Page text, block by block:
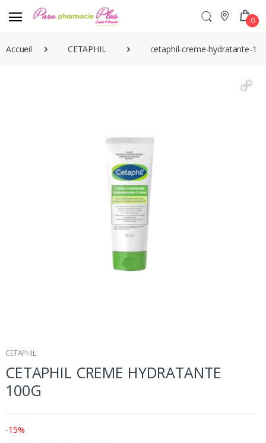
0
Accueil CETAPHIL cetaphil-creme-hydratante-
CETAPHIL
CETAPHIL CREME HYDRATANTE
100G
-15%